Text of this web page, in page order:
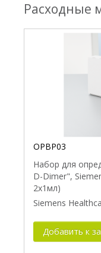
Расходные
OPBP03
Набор для
D-Dimer",
2х1мл)
Siemens
Добавить к